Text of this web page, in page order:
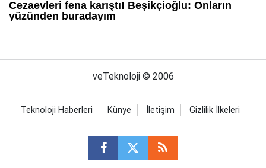
veTeknoloji © 2006
Teknoloji Haberleri Künye İletişim Gizlilik İlkeleri